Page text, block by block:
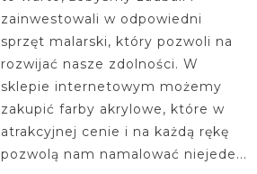
zainwestowali w odpowiedni
sprzęt malarski, który pozwoli na
rozwijać nasze zdolności. W
sklepie internetowym możemy
zakupić farby akrylowe, które w
atrakcyjnej cenie i na każdą rękę
pozwolą nam namalować niejede...